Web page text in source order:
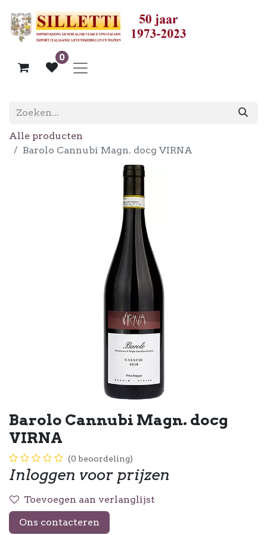
0
Alle producten
Barolo Cannubi Magn. docg VIRNA
Barolo Cannubi Magn. docg
VIRNA
(0 beoordeling)
Inloggen voor prijzen
Toevoegen aan verlanglijst
Ons contacteren